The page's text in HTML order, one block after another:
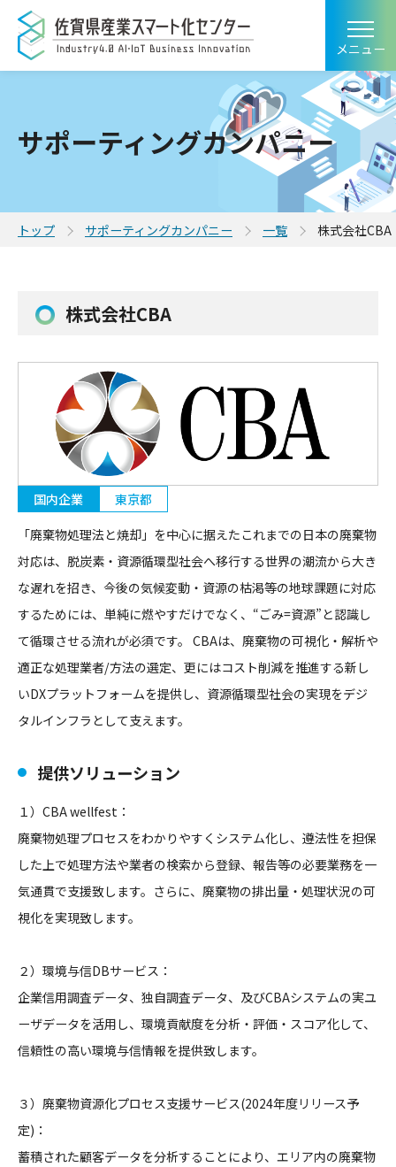
メニュー
サポーティングカンパニー
トップ サポーティングカンパニー 一覧 株式会社CBA
株式会社CBA
国内企業
東京都
「廃棄物処理法と焼却」を中心に据えたこれまでの日本の廃棄物
対応は、脱炭素・資源循環型社会へ移行する世界の潮流から大き
な遅れを招き、今後の気候変動・資源の枯渇等の地球課題に対応
するためには、単純に燃やすだけでなく、“ごみ=資源”と認識し
て循環させる流れが必須です。 CBAは、廃棄物の可視化・解析や
適正な処理業者/方法の選定、更にはコスト削減を推進する新し
いDXプラットフォームを提供し、資源循環型社会の実現をデジ
タルインフラとして支えます。
提供ソリューション
１） CBAwellfest：
廃棄物処理プロセスをわかりやすくシステム化し、遵法性を担保
した上で処理方法や業者の検索から登録、報告等の必要業務を一
気通貫で支援致します。さらに、廃棄物の排出量・ 処理状況の可
視化を実現致します。
２）環境与信DBサービス：
企業信用調査データ、独自調査データ、及びCBAシステムの実ユ
ーザデータを活用し、環境貢献度を分析・評価・スコア化して、
信頼性の高い環境与信情報を提供致します。
３）廃棄物資源化プロセス支援サービス(2024年度リリース予
定)：
蓄積された顧客データを分析することにより、エリア内の廃棄物